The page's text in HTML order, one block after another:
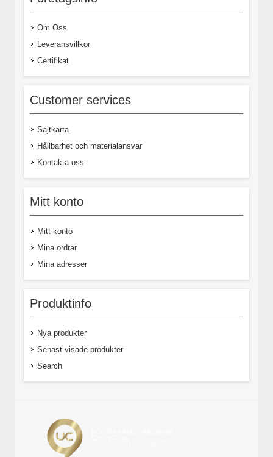
Om Oss
Leveransvillkor
Certifikat
Customer services
Sajtkarta
Hållbarhet och materialansvar
Kontakta oss
Mitt konto
Mitt konto
Mina ordrar
Mina adresser
Produktinfo
Nya produkter
Senast visade produkter
Search